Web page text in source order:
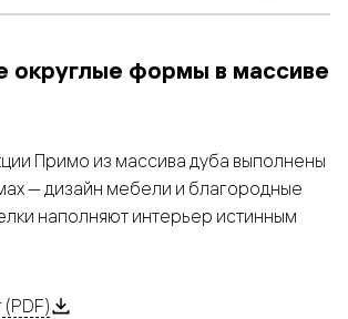
округлые формы в массиве
Примо из массива дуба выполнены
— дизайн мебели и благородные
наполняют интерьер истинным
(PDF)